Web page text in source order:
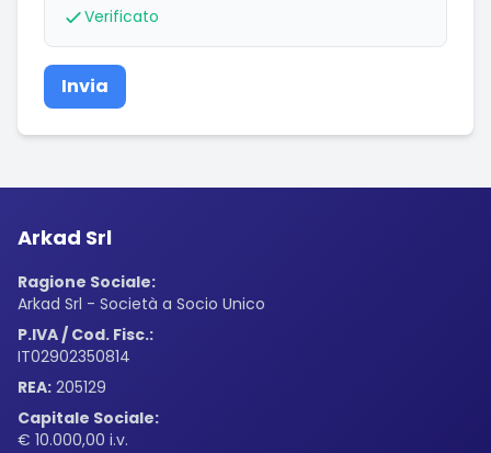
Verificato
Invia
Arkad Srl
Ragione Sociale:
Arkad Srl - Società a Socio Unico
P.IVA / Cod. Fisc.:
IT02902350814
REA: 205129
Capitale Sociale:
€ 10.000,00 i.v.